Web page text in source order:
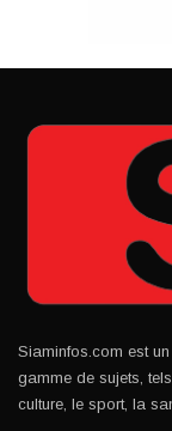
Siaminfos.com est
gamme de sujets,
culture, le sport, la